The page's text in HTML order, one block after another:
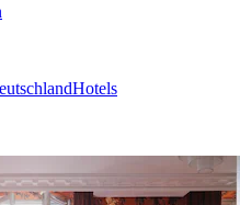
Hotels